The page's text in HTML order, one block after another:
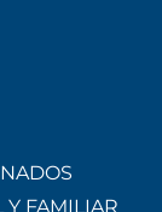
Y FAMILIAR